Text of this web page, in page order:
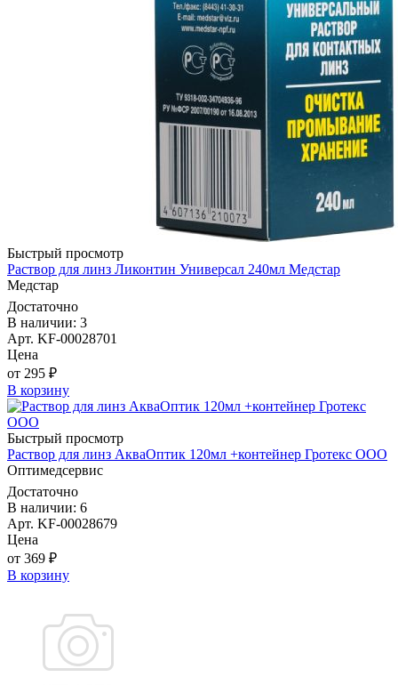
Быстрый просмотр
Раствор для линз Ликонтин Универсал 240мл Медстар
Медстар
Достаточно
В наличии: 3
Арт. KF-00028701
Цена
от 295 ₽
В корзину
Быстрый просмотр
Раствор для линз АкваОптик 120мл +контейнер Гротекс ООО
Оптимедсервис
Достаточно
В наличии: 6
Арт. KF-00028679
Цена
от 369 ₽
В корзину